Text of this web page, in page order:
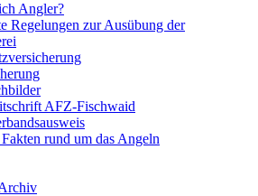
Angler?
Regelungen zur Ausübung der
AFZ-Fischwaid
rund um das Angeln